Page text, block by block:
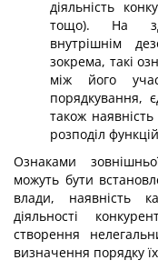
діяльність
тощо). На
внутрішнім
зокрема, такі
між його
порядкування,
також
розподіл
Ознаками
можуть бути
влади, наявність
діяльності
створення
визначення порядку